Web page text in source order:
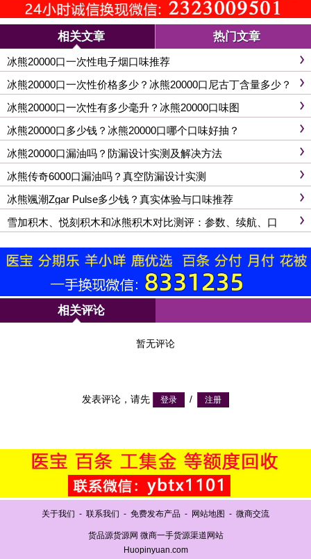
相关文章 热门文章
冰熊20000口一次性电子烟口味推荐
冰熊20000口一次性价格多少？冰熊20000口尼古丁含量多少？
冰熊20000口一次性有多少毫升？冰熊20000口味图
冰熊20000口多少钱？冰熊20000口哪个口味好抽？
冰熊20000口漏油吗？防漏设计实测及解决方法
冰熊传奇6000口漏油吗？真空防漏设计实测
冰熊颯潮Zgar Pulse多少钱？真实体验与口味推荐
雪加积木、悦刻积木和冰熊积木对比测评：参数、续航、口
感、功能，一文搞懂
相关评论
暂无评论
发表评论，请先 /
关于我们 - 联系我们 - 免费发布产品 - 网站地图 - 微商交流
货品源货源网 微商一手货源渠道网站
Huopinyuan.com